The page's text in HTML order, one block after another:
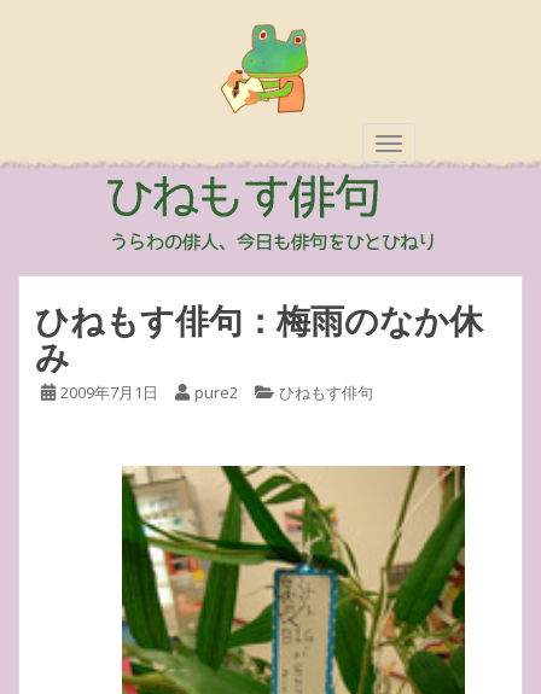
TOGGLE
ひねもす俳句：梅雨のなか休
み
2009年7月1日 pure2 ひねもす俳句